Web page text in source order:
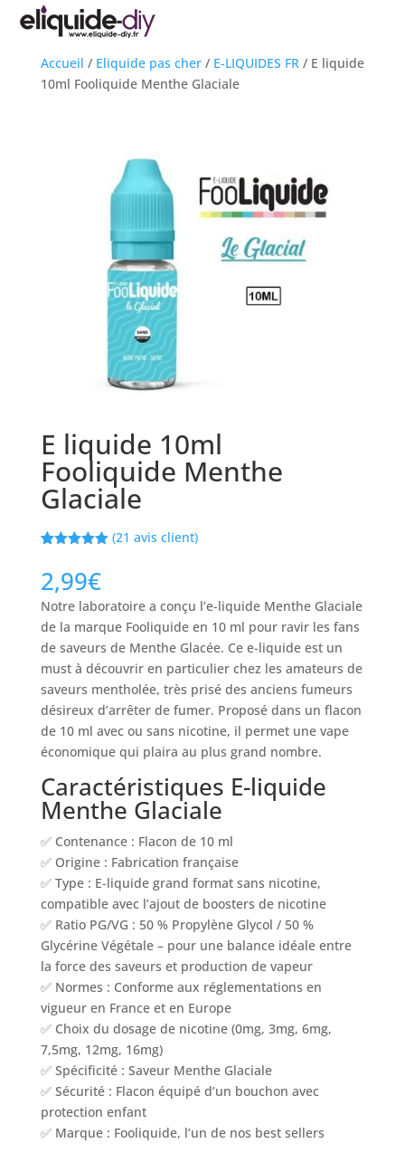
Accueil / Eliquide pas cher/ E-LIQUIDES FR/ E liquide
10ml Fooliquide Menthe Glaciale
E liquide 10ml
Fooliquide Menthe
Glaciale
basé sur
notations
client
(21 avis client)
2,99€
Notre laboratoire a conçu l’e-liquide Menthe Glaciale
de la marque Fooliquide en 10 ml pour ravir les fans
de saveurs de Menthe Glacée. Ce e-liquide est un
must à découvrir en particulier chez les amateurs de
saveurs mentholée, très prisé des anciens fumeurs
désireux d’arrêter de fumer. Proposé dans un flacon
de 10 ml avec ou sans nicotine, il permet une vape
économique qui plaira au plus grand nombre.
Caractéristiques E-liquide
Menthe Glaciale
✅ Contenance : Flacon de 10 ml
✅ Origine : Fabrication française
✅ Type : E-liquide grand format sans nicotine,
compatible avec l’ajout de boosters de nicotine
✅ Ratio PG/VG : 50 % Propylène Glycol / 50 %
Glycérine Végétale – pour une balance idéale entre
la force des saveurs et production de vapeur
✅ Normes : Conforme aux réglementations en
vigueur en France et en Europe
✅ Choix du dosage de nicotine (0mg, 3mg, 6mg,
7,5mg, 12mg, 16mg)
✅ Spécificité : Saveur Menthe Glaciale
✅ Sécurité : Flacon équipé d’un bouchon avec
protection enfant
✅ Marque : Fooliquide, l’un de nos best sellers